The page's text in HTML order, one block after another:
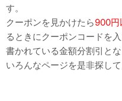
す。
クーポンを見かけたら900円
るときにクーポンコードを
書かれている金額分割引と
いろんなページを是非探して